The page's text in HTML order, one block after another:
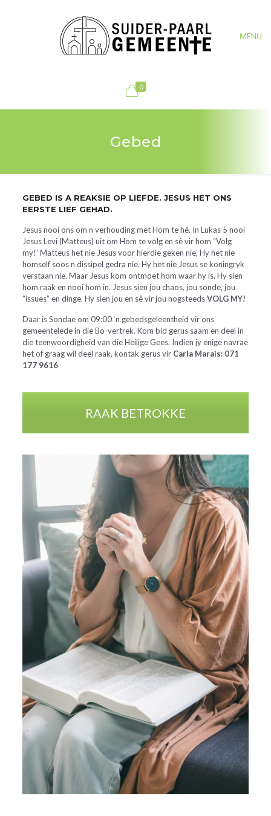
MENU
0
Gebed
GEBED IS A REAKSIE OP LIEFDE. JESUS HET ONS
EERSTE LIEF GEHAD.
Jesus nooi ons om n verhouding met Hom te hê. In Lukas 5 nooi
Jesus Levi (Matteus) uit om Hom te volg en sê vir hom “Volg
my!’ Matteus het nie Jesus voor hierdie geken nie, Hy het nie
homself soos n dissipel gedra nie. Hy het nie Jesus se koningryk
verstaan nie. Maar Jesus kom ontmoet hom waar hy is. Hy sien
hom raak en nooi hom in. Jesus sien jou chaos, jou sonde, jou
“issues” en dinge. Hy sien jou en sê vir jou nogsteedsVOLG MY!
Daar is Sondae om 09:00 ‘n gebedsgeleentheid vir ons
gemeentelede in die Bo-vertrek. Kom bid gerus saam en deel in
die teenwoordigheid van die Heilige Gees. Indien jy enige navrae
het of graag wil deel raak, kontak gerus vir Carla Marais: 071
177 9616
RAAK BETROKKE